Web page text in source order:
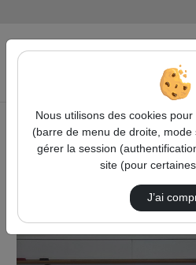
VIDÉOS
Accueil
Sciences Humaines et
Humanités numériques et
Discussion Ecrire Une Histoire
Nous utilisons des cookies
(barre de menu de droite, mode
gérer la session
site (pour
J’ai